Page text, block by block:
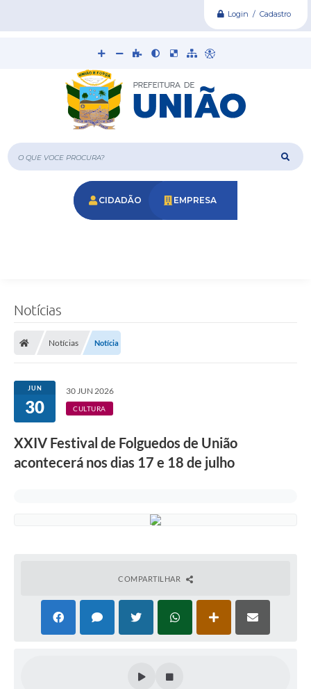
Login / Cadastro
O que voce procura?
CIDADÃO EMPRESA
Notícias
Notícias Notícia
JUN
30
30 JUN 2026
CULTURA
XXIV Festival de Folguedos de União
acontecerá nos dias 17 e 18 de julho
COMPARTILHAR